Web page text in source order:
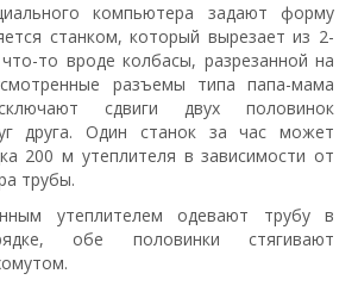
компьютера задают форму
станком, который вырезает из 2-
то вроде колбасы, разрезанной на
разъемы типа папа-мама
сдвиги двух половинок
друга. Один станок за час может
200 м утеплителя в зависимости от
трубы.
утеплителем одевают трубу в
обе половинки стягивают